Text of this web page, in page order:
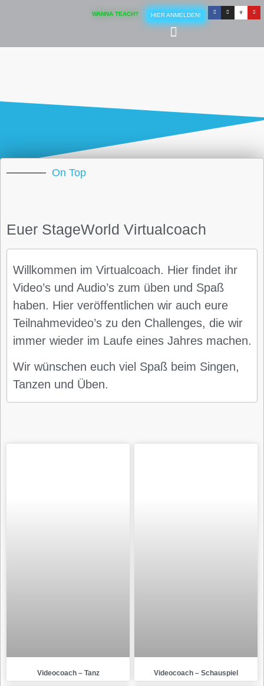
WANNA TEACH? HIER ANMELDEN!
On Top
Euer StageWorld Virtualcoach
Willkommen im Virtualcoach. Hier findet ihr
Video’s und Audio’s zum üben und Spaß
haben. Hier veröffentlichen wir auch eure
Teilnahmevideo’s zu den Challenges, die wir
immer wieder im Laufe eines Jahres machen.
Wir wünschen euch viel Spaß beim Singen,
Tanzen und Üben.
Videocoach – Tanz Videocoach – Schauspiel